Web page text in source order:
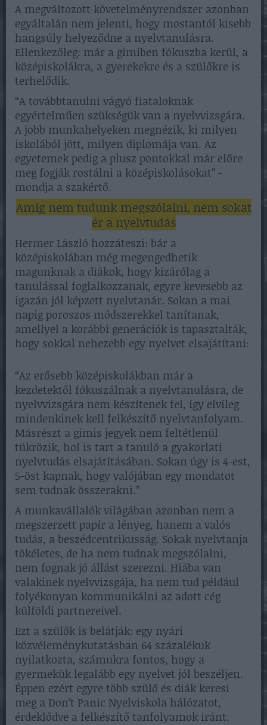
A megváltozott követelményrendszer azonban
egyáltalán nem jelenti, hogy mostantól kisebb
hangsúly helyeződne a nyelvtanulásra.
Ellenkezőleg: már a gimiben fókuszba kerül, a
középiskolákra, a gyerekekre és a szülőkre is
terhelődik.
“A továbbtanulni vágyó fiataloknak
egyértelműen szükségük van a nyelvvizsgára.
A jobb munkahelyeken megnézik, ki milyen
iskolából jött, milyen diplomája van. Az
egyetemek pedig a plusz pontokkal már előre
meg fogják rostálni a középiskolásokat” -
mondja a szakértő.
Amíg nem tudunk megszólalni, nem sokat
ér a nyelvtudás
Hermer László hozzáteszi: bár a
középiskolában még megengedhetik
magunknak a diákok, hogy kizárólag a
tanulással foglalkozzanak, egyre kevesebb az
igazán jól képzett nyelvtanár. Sokan a mai
napig poroszos módszerekkel tanítanak,
amellyel a korábbi generációk is tapasztalták,
hogy sokkal nehezebb egy nyelvet elsajátítani:
“Az erősebb középiskolákban már a
kezdetektől fókuszálnak a nyelvtanulásra, de
nyelvvizsgára nem készítenek fel, így elvileg
mindenkinek kell felkészítő nyelvtanfolyam.
Másrészt a gimis jegyek nem feltétlenül
tükrözik, hol is tart a tanuló a gyakorlati
nyelvtudás elsajátításában. Sokan úgy is 4-est,
5-öst kapnak, hogy valójában egy mondatot
sem tudnak összerakni.”
A munkavállalók világában azonban nem a
megszerzett papír a lényeg, hanem a valós
tudás, a beszédcentrikusság. Sokak nyelvtanja
tökéletes, de ha nem tudnak megszólalni,
nem fognak jó állást szerezni. Hiába van
valakinek nyelvvizsgája, ha nem tud például
folyékonyan kommunikálni az adott cég
külföldi partnereivel.
Ezt a szülők is belátják: egy nyári
közvéleménykutatásban 64 százalékuk
nyilatkozta, számukra fontos, hogy a
gyermekük legalább egy nyelvet jól beszéljen.
Éppen ezért egyre több szülő és diák keresi
meg a Don’t Panic Nyelviskola hálózatot,
érdeklődve a felkészítő tanfolyamok iránt.